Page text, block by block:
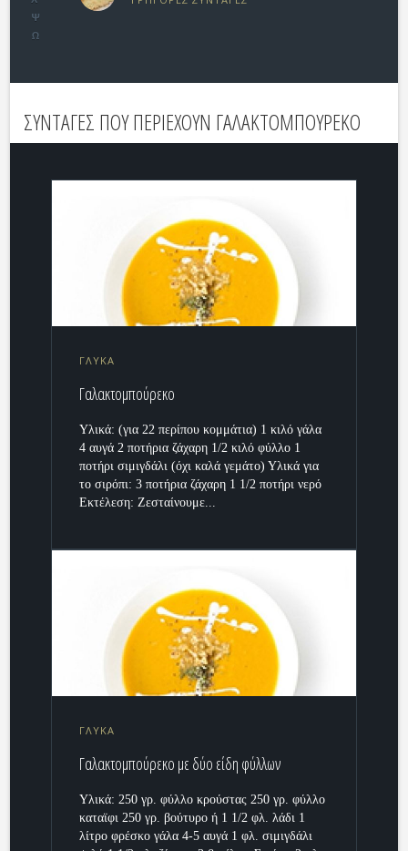
Ψ
Ω
ΣΥΝΤΑΓΕΣ ΠΟΥ ΠΕΡΙΕΧΟΥΝ ΓΑΛΑΚΤΟΜΠΟΥΡΕΚΟ
ΓΛΥΚΑ
Γαλακτομπούρεκο
Υλικά: (για 22 περίπου κομμάτια) 1 κιλό γάλα
4 αυγά 2 ποτήρια ζάχαρη 1/2 κιλό φύλλο 1
ποτήρι σιμιγδάλι (όχι καλά γεμάτο) Υλικά για
το σιρόπι: 3 ποτήρια ζάχαρη 1 1/2 ποτήρι νερό
Εκτέλεση: Ζεσταίνουμε...
ΓΛΥΚΑ
Γαλακτομπούρεκο με δύο είδη φύλλων
Υλικά: 250 γρ. φύλλο κρούστας 250 γρ. φύλλο
καταϊφι 250 γρ. βούτυρο ή 1 1/2 φλ. λάδι 1
λίτρο φρέσκο γάλα 4-5 αυγά 1 φλ. σιμιγδάλι